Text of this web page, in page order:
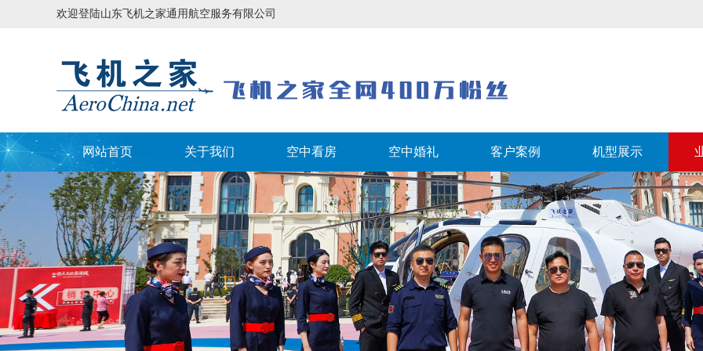
欢迎登陆山东飞机之家通用航空服务有限公司
网站首页 关于我们 空中看房 空中婚礼 客户案例 机型展示